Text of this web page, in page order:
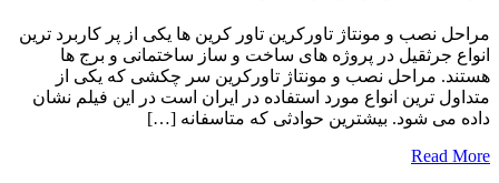
مراحل نصب و مونتاژ تاورکرین تاور کرین ها یکی از پر کاربرد ترین
انواع جرثقیل در پروژه های ساخت و ساز ساختمانی و برج ها
هستند. مراحل نصب و مونتاژ تاورکرین سر چکشی که یکی از
متداول ترین انواع مورد استفاده در ایران است در این فیلم نشان
داده می شود. بیشترین حوادثی که متاسفانه […]
Read More